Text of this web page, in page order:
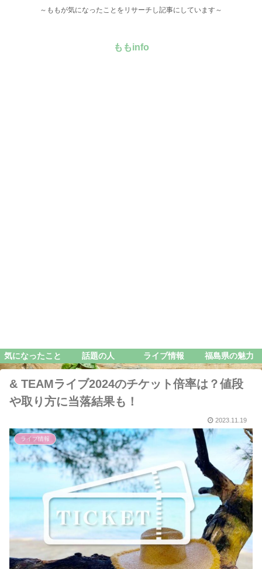
～ももが気になったことをリサーチし記事にしています～
ももinfo
気になったこと 話題の人 ライブ情報 福島県の魅力
& TEAMライブ2024のチケット倍率は？値段
や取り方に当落結果も！
2023.11.19
ライブ情報